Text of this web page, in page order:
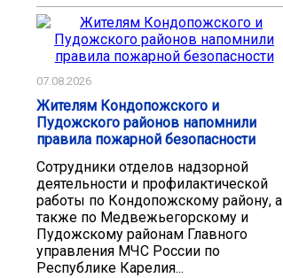
07.08.2026
Жителям Кондопожского и
Пудожского районов напомнили
правила пожарной безопасности
Сотрудники отделов надзорной
деятельности и профилактической
работы по Кондопожскому району, а
также по Медвежьегорскому и
Пудожскому районам Главного
управления МЧС России по
Республике Карелия...